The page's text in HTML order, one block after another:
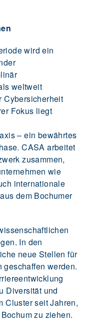
wird ein
weltweit
Cybersicherheit
Fokus liegt
– ein bewährtes
CASA arbeitet
zusammen,
wie
internationale
dem Bochumer
In den
neue Stellen für
werden.
Diversität und
Cluster seit Jahren,
zu ziehen.